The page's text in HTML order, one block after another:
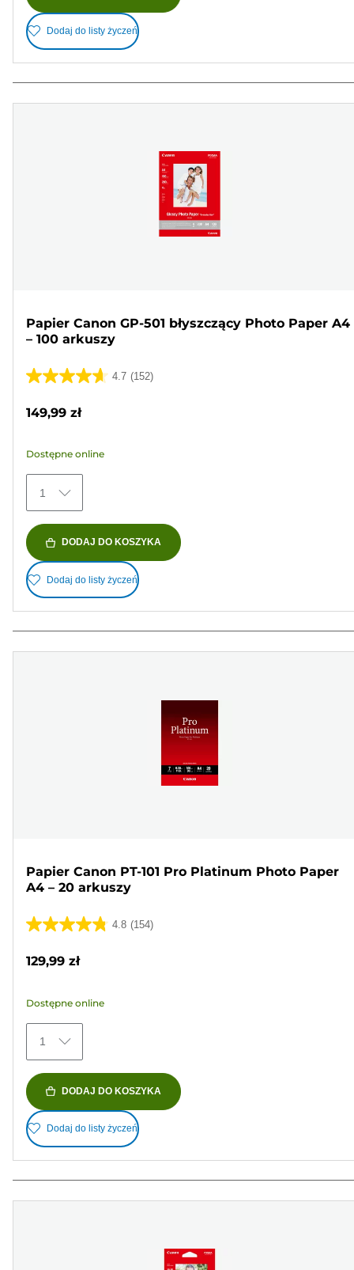
Dodaj do listy życzeń
Papier Canon GP-501 błyszczący Photo Paper A4
– 100 arkuszy
4.7 (152)
4.7
5
152
Recenzji
149,99 zł
Dostępne online
1
DODAJ DO KOSZYKA
Dodaj do listy życzeń
Papier Canon PT-101 Pro Platinum Photo Paper
A4 – 20 arkuszy
4.8 (154)
4.8
154
Recenzji
129,99 zł
Dostępne online
1
DODAJ DO KOSZYKA
Dodaj do listy życzeń